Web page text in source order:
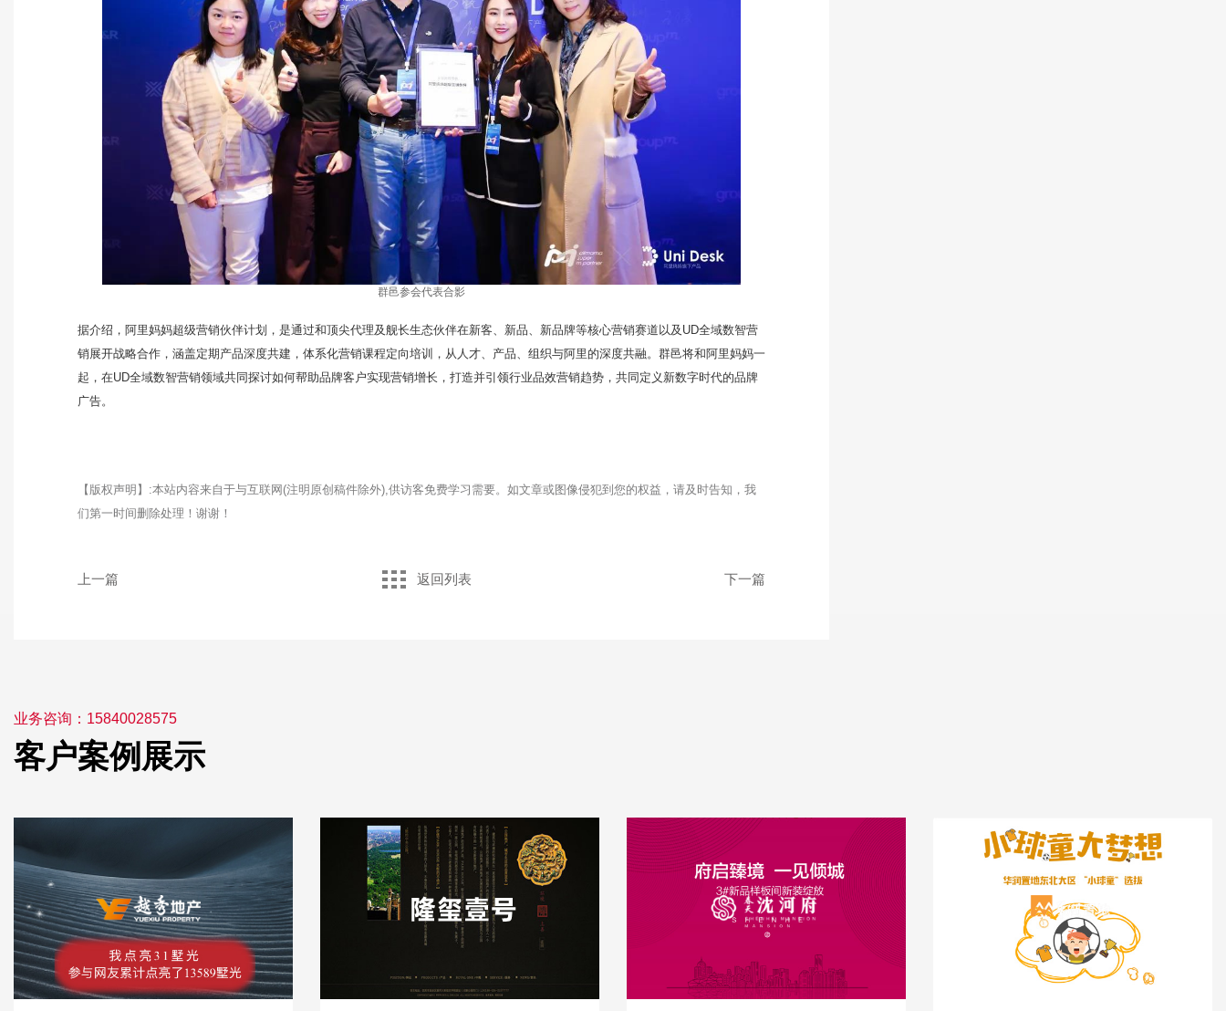
群邑参会代表合影
据介绍，阿里妈妈超级营销伙伴计划，是通过和顶尖代理及舰长生态伙伴在新客、新品、新品牌等核心营销赛道以及UD全域数智营
销展开战略合作，涵盖定期产品深度共建，体系化营销课程定向培训，从人才、产品、组织与阿里的深度共融。群邑将和阿里妈妈一
起，在UD全域数智营销领域共同探讨如何帮助品牌客户实现营销增长，打造并引领行业品效营销趋势，共同定义新数字时代的品牌
广告。
【版权声明】:本站内容来自于与互联网(注明原创稿件除外),供访客免费学习需要。如文章或图像侵犯到您的权益，请及时告知，我
们第一时间删除处理！谢谢！
上一篇 返回列表 下一篇
业务咨询：15840028575
客户案例展示